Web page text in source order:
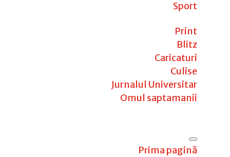
Sport
Print
Blitz
Caricaturi
Culise
Jurnalul Universitar
Omul saptamanii
Prima pagină